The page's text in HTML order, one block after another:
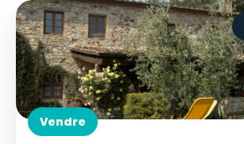
Vendre